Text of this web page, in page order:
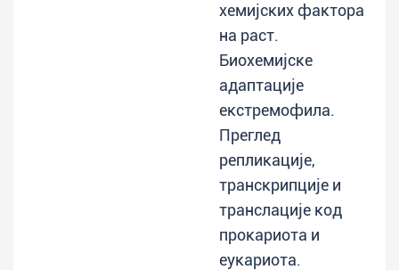
хемијских фактора
на раст.
Биохемијске
адаптације
екстремофила.
Преглед
репликације,
транскрипције и
транслације код
прокариота и
еукариота.